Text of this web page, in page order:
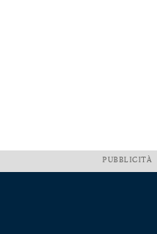
PUBBLICITÀ